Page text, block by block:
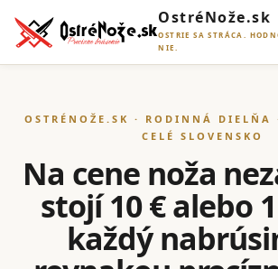
OstréNože.sk
OSTRIE SA STRÁCA.
NIE.
OSTRÉNOŽE.SK · RODINNÁ DIELŇA
CELÉ SLOVENSKO
Na cene noža
stojí 10 € alebo
každý